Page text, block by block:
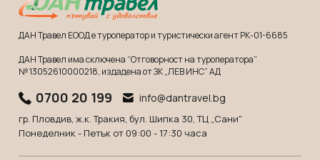
Екскурзии в Азербайджан
Екскурзии в Казакстан
Екскурзии в Нигерия
Екскурзии в Норвегия
Екскурзии в Узбекистан
Екскурзии в Канада
Руанда
Саудитска Арабия
Сейшели
Сингапур
Тайланд
Танзания
ДАН Травел ЕООД е туроператор и туристически агент РК-01-6685
ДАН Травел има сключена “Отговорност на туроператора”
№ 13052610000218, издадена от ЗК „ЛЕВ ИНС” АД
0700 20 199 info@dantravel.bg
гр. Пловдив, ж.к. Тракия, бул. Шипка 30, ТЦ „Сани"
Понеделник - Петък от 09:00 - 17:30 часа